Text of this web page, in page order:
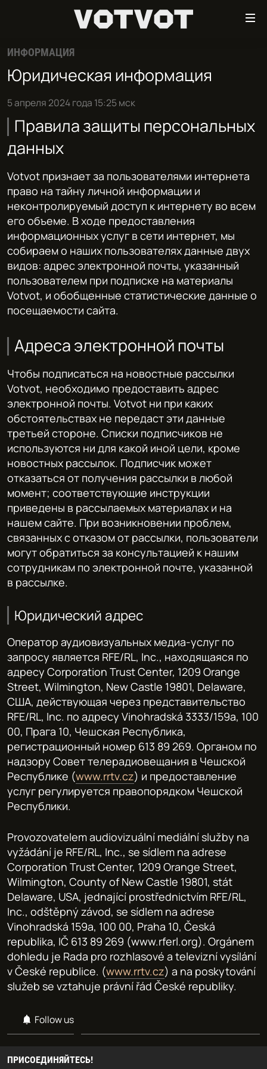
контенту
Перейти
навигации
Перейти
поиску
ПОДКАСТЫ
МУЗЫКА
СТЕНДАП
ФИЛЬМЫ
ВСЕ ПРОЕКТЫ
ПРИСОЕДИНЯЙТЕСЬ!
ИНФОРМАЦИЯ
Юридическая информация
5 апреля 2024 года 15:25 мск
Правила защиты персональных
данных
Votvot признает за пользователями интернета
право на тайну личной информации и
неконтролируемый доступ к интернету во всем
его объеме. В ходе предоставления
информационных услуг в сети интернет, мы
собираем о наших пользователях данные двух
видов: адрес электронной почты, указанный
пользователем при подписке на материалы
Votvot, и обобщенные статистические данные о
посещаемости сайта.
Адреса электронной почты
Чтобы подписаться на новостные рассылки
Votvot, необходимо предоставить адрес
электронной почты. Votvot ни при каких
обстоятельствах не передаст эти данные
третьей стороне. Списки подписчиков не
используются ни для какой иной цели, кроме
новостных рассылок. Подписчик может
отказаться от получения рассылки в любой
момент; соответствующие инструкции
приведены в рассылаемых материалах и на
нашем сайте. При возникновении проблем,
связанных с отказом от рассылки, пользователи
могут обратиться за консультацией к нашим
сотрудникам по электронной почте, указанной
в рассылке.
Юридический адрес
Оператор аудиовизуальных медиа-услуг по
запросу является RFE/RL, Inc., находящаяся по
адресу Corporation Trust Center, 1209 Orange
Street, Wilmington, New Castle 19801, Delaware,
США, действующая через представительство
RFE/RL, Inc. по адресу Vinohradská 3333/159a, 100
00, Прага 10, Чешская Республика,
регистрационный номер 613 89 269. Органом по
надзору Совет телерадиовещания в Чешской
Республике (www.rrtv.cz) и предоставление
услуг регулируется правопорядком Чешской
Республики.
Provozovatelem audiovizuální mediální služby na
vyžádání je RFE/RL, Inc., se sídlem na adrese
Corporation Trust Center, 1209 Orange Street,
Wilmington, County of New Castle 19801, stát
Delaware, USA, jednající prostřednictvím RFE/RL,
Inc., odštěpný závod, se sídlem na adrese
Vinohradská 159a, 100 00, Praha 10, Česká
republika, IČ 613 89 269 (www.rferl.org). Orgánem
dohledu je Rada pro rozhlasové a televizní vysílání
v České republice. (www.rrtv.cz) a na poskytování
služeb se vztahuje právní řád České republiky.
Follow us
ПРИСОЕДИНЯЙТЕСЬ!